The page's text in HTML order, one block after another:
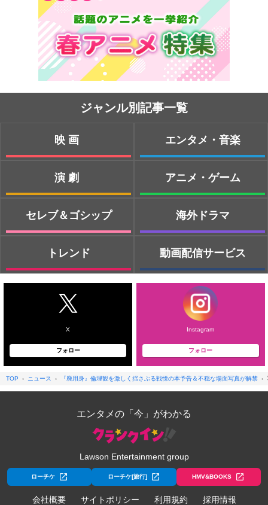
ジャンル別記事一覧
映画
演劇
セレブ＆ゴシップ
トレンド
エンタメ・音楽
アニメ・ゲーム
海外ドラマ
動画配信サービス
X
フォロー
Instagram
フォロー
TOP ニュース 『廃用身』倫理観を激しく揺さぶる戦慄の本予告＆不穏な場面写真が解禁
エンタメの「今」がわかる
Lawson Entertainment group
ローチケ ローチケ[旅行] HMV&BOOKS
会社概要 サイトポリシー 利用規約 採用情報